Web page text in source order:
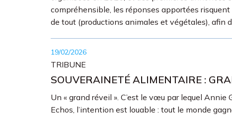
compréhensible, les réponses apportées
de tout (productions animales et végétales), afin
19/02/2026
TRIBUNE
SOUVERAINETÉ ALIMENTAIRE :
Un « grand réveil ». C’est le vœu par lequel
Echos, l’intention est louable : tout le monde